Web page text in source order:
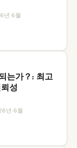
년 6월
는가？: 최고
성
년 6월